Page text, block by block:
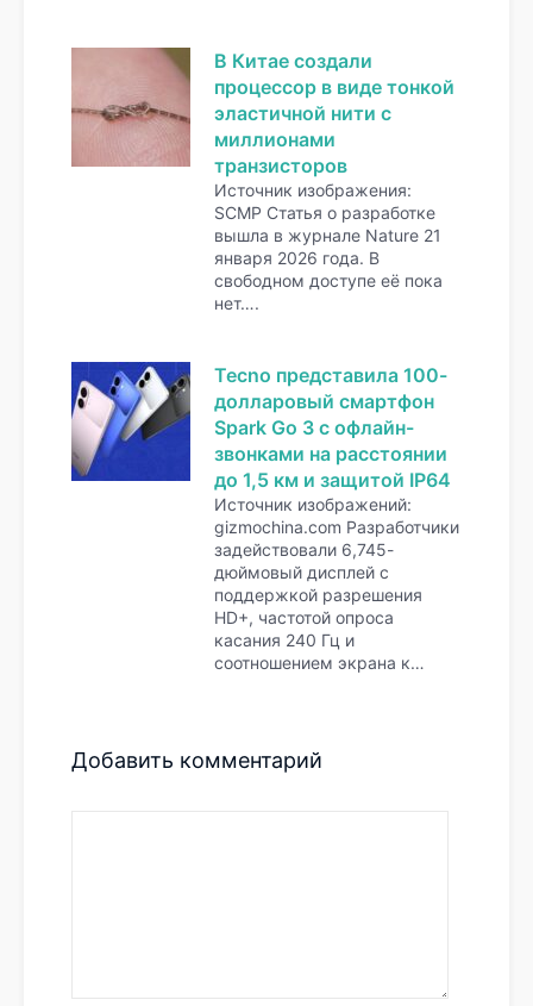
В Китае создали
процессор в виде тонкой
эластичной нити с
миллионами
транзисторов
Источник изображения:
SCMP Статья о разработке
вышла в журнале Nature 21
января 2026 года. В
свободном доступе её пока
нет….
Tecno представила 100-
долларовый смартфон
Spark Go 3 с офлайн-
звонками на расстоянии
до 1,5 км и защитой IP64
Источник изображений:
gizmochina.com Разработчики
задействовали 6,745-
дюймовый дисплей с
поддержкой разрешения
HD+, частотой опроса
касания 240 Гц и
соотношением экрана к…
Добавить комментарий